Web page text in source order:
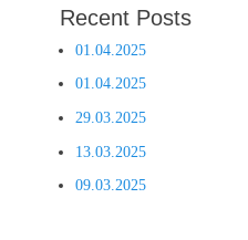
Recent Posts
01.04.2025
01.04.2025
29.03.2025
13.03.2025
09.03.2025